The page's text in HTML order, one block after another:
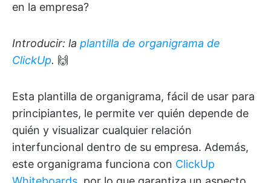
en la empresa?
Introducir: la plantilla de organigrama de
ClickUp. 🙌
Esta plantilla de organigrama, fácil de usar para
principiantes, le permite ver quién depende de
quién y visualizar cualquier relación
interfuncional dentro de su empresa. Además,
este organigrama funciona con ClickUp